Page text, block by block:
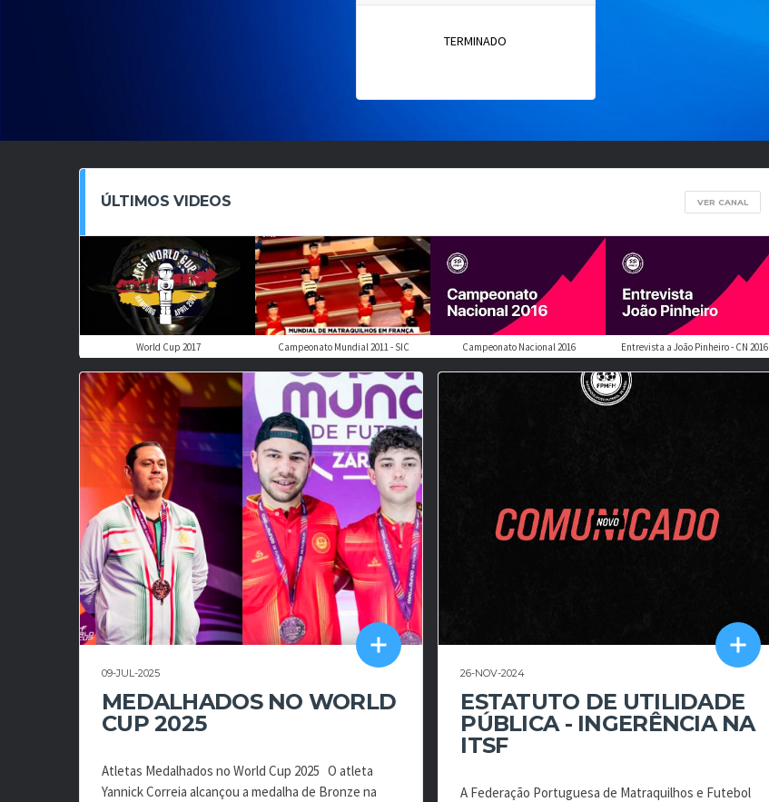
TERMINADO
ÚLTIMOS VIDEOS VER CANAL
World Cup 2017 Campeonato Mundial 2011 - SIC Campeonato Nacional 2016 Entrevista a João Pinheiro - CN 2016
09-JUL-2025
MEDALHADOS NO WORLD
CUP 2025
Atletas Medalhados no World Cup 2025 O atleta
Yannick Correia alcançou a medalha de Bronze na
26-NOV-2024
ESTATUTO DE UTILIDADE
PÚBLICA - INGERÊNCIA NA
ITSF
A Federação Portuguesa de Matraquilhos e Futebol